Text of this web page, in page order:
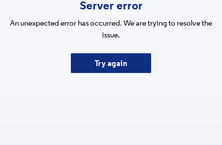
Server error
An unexpected error has occurred. We are trying to resolve the
issue.
Try again